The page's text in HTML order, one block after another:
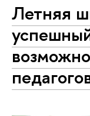
Летняя